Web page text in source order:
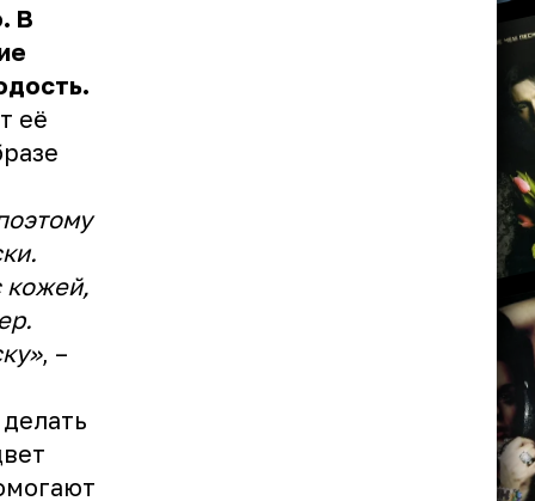
В
её
кожей,
, –